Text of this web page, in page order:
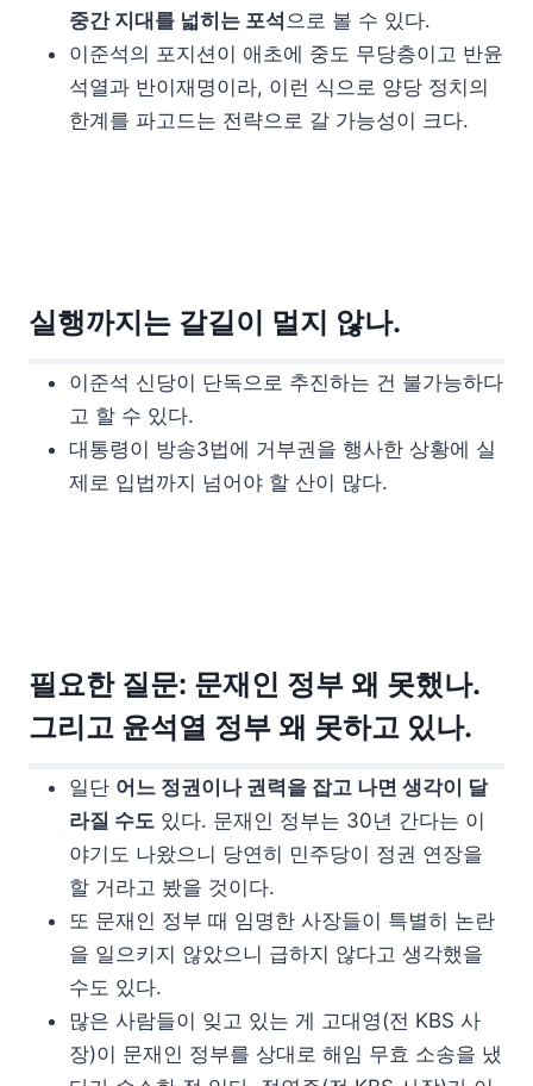
중간 지대를 넓히는 포석 으로 볼 수 있다.
이준석의 포지션이 애초에 중도 무당층이고 반윤
석열과 반이재명이라, 이런 식으로 양당 정치의
한계를 파고드는 전략으로 갈 가능성이 크다.
실행까지는 갈길이 멀지 않나.
이준석 신당이 단독으로 추진하는 건 불가능하다
고 할 수 있다.
대통령이 방송3법에 거부권을 행사한 상황에 실
제로 입법까지 넘어야 할 산이 많다.
필요한 질문: 문재인 정부 왜 못했나.
그리고 윤석열 정부 왜 못하고 있나.
일단 어느 정권이나 권력을 잡고 나면 생각이 달
라질 수도 있다. 문재인 정부는 30년 간다는 이
야기도 나왔으니 당연히 민주당이 정권 연장을
할 거라고 봤을 것이다.
또 문재인 정부 때 임명한 사장들이 특별히 논란
을 일으키지 않았으니 급하지 않다고 생각했을
수도 있다.
많은 사람들이 잊고 있는 게 고대영(전 KBS 사
장)이 문재인 정부를 상대로 해임 무효 소송을 냈